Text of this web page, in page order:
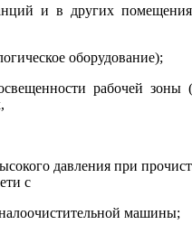
и в других
оборудование);
рабочей зоны
давления при
с
машины;